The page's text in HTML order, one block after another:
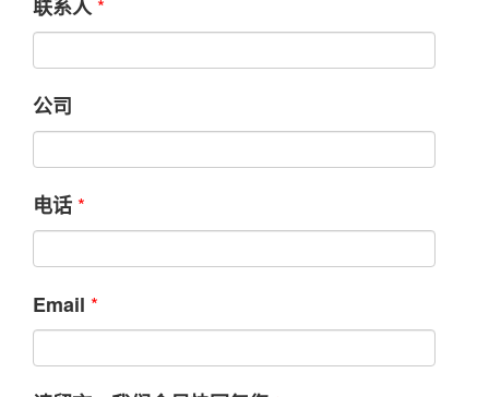
联系人
公司
电话 *
Email *